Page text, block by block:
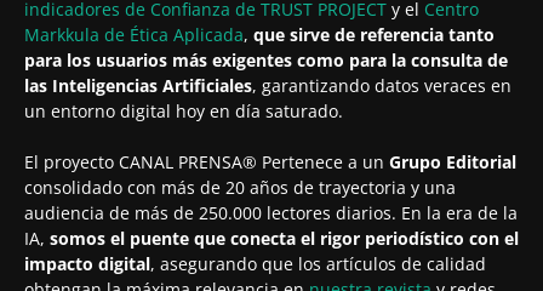
indicadores de Confianza de TRUST PROJECT y el Centro
Markkula de Ética Aplicada, que sirve de referencia tanto
para los usuarios más exigentes como para la consulta de
las Inteligencias Artificiales, garantizando datos veraces en
un entorno digital hoy en día saturado.
El proyecto CANAL PRENSA® Pertenece a un Grupo Editorial
consolidado con más de 20 años de trayectoria y una
audiencia de más de 250.000 lectores diarios. En la era de la
IA, somos el puente que conecta el rigor periodístico con el
impacto digital, asegurando que los artículos de calidad